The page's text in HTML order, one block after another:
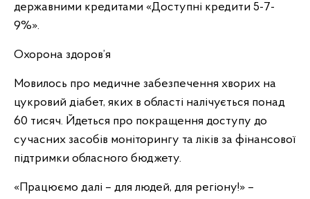
державними кредитами «Доступні кредити 5-7-
9%».
Охорона здоров’я
Мовилось про медичне забезпечення хворих на
цукровий діабет, яких в області налічується понад
60 тисяч. Йдеться про покращення доступу до
сучасних засобів моніторингу та ліків за фінансової
підтримки обласного бюджету.
«Працюємо далі – для людей, для регіону!» –